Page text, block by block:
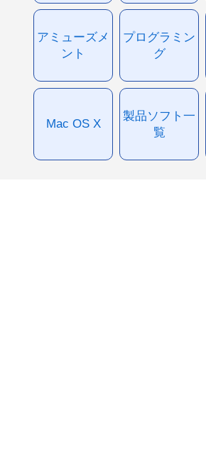
アミューズメ
ント
プログラミン
グ
Mac OS X
製品ソフト一
覧